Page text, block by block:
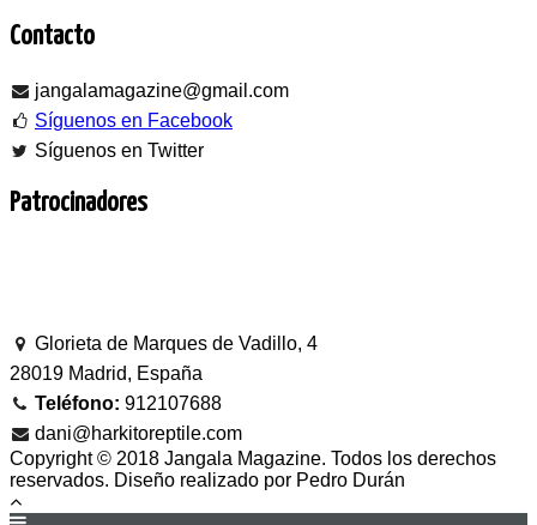
Contacto
jangalamagazine@gmail.com
Síguenos en Facebook
Síguenos en Twitter
Patrocinadores
Glorieta de Marques de Vadillo, 4
28019 Madrid, España
Teléfono: 912107688
dani@harkitoreptile.com
Copyright © 2018 Jangala Magazine. Todos los derechos
reservados. Diseño realizado por Pedro Durán